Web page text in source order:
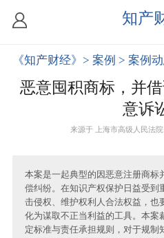
知产
《知产财经》 > 案例 > 案例
恶意囤积商标，并
意诉
来源于 上海市高级人民法院
本案是一起典型的因恶意注册商标
偿纠纷。在知识产权保护日益受到
击侵权、维护权利人合法权益，也
化为谋取不正当利益的工具。本案
定标准与责任承担规则，对于规制